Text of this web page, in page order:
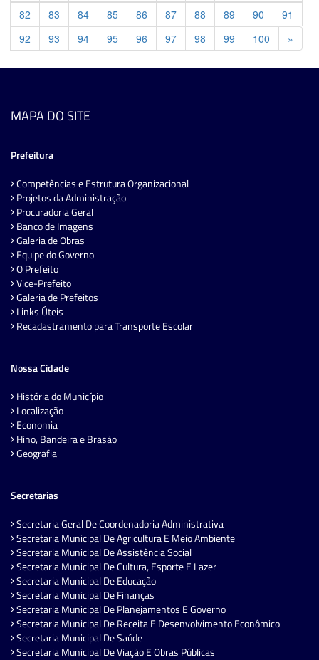
82 83 84 85 86 87 88 89 90
91
92
93 94 95 96 97 98 99 100 »
MAPA DO SITE
Prefeitura
Competências e Estrutura Organizacional
Projetos da Administração
Procuradoria Geral
Banco de Imagens
Galeria de Obras
Equipe do Governo
O Prefeito
Vice-Prefeito
Galeria de Prefeitos
Links Úteis
Recadastramento para Transporte Escolar
Nossa Cidade
História do Município
Localização
Economia
Hino, Bandeira e Brasão
Geografia
Secretarias
Secretaria Geral De Coordenadoria Administrativa
Secretaria Municipal De Agricultura E Meio Ambiente
Secretaria Municipal De Assistência Social
Secretaria Municipal De Cultura, Esporte E Lazer
Secretaria Municipal De Educação
Secretaria Municipal De Finanças
Secretaria Municipal De Planejamentos E Governo
Secretaria Municipal De Receita E Desenvolvimento Econômico
Secretaria Municipal De Saúde
Secretaria Municipal De Viação E Obras Públicas